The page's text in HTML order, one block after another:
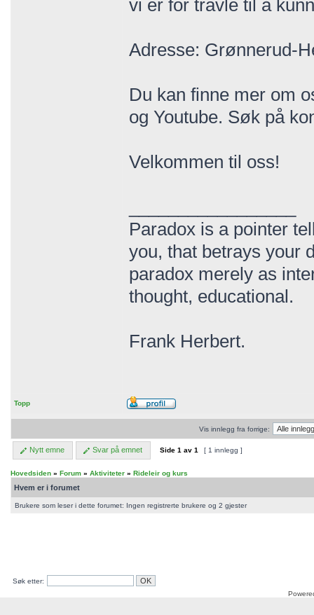
vi er for travle til å
Adresse: Grønnerud-
Du kan finne mer om
og Youtube. Søk på
Velkommen til oss!
Paradox is a pointer
you, that betrays your
paradox merely as
thought, educational.
Frank Herbert.
Topp
Vis innlegg fra forrige:
Nytt emne Svar på emnet Side 1 av 1 [ 1 innlegg ]
Hovedsiden » Forum » Aktiviteter » Rideleir og kurs
Hvem er i forumet
Brukere som leser i dette forumet: Ingen registrerte brukere og 2 gjester
Søk etter: